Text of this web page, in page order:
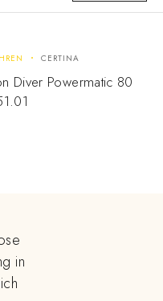
CERTINA
Diver Powermatic 80
in